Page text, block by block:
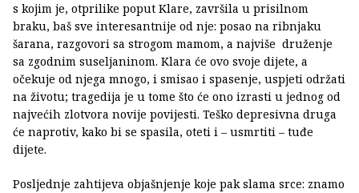
s kojim je, otprilike poput Klare, završila u prisilnom
braku, baš sve interesantnije od nje: posao na ribnjaku
šarana, razgovori sa strogom mamom, a najviše druženje
sa zgodnim suseljaninom. Klara će ovo svoje dijete, a
očekuje od njega mnogo, i smisao i spasenje, uspjeti održati
na životu; tragedija je u tome što će ono izrasti u jednog od
najvećih zlotvora novije povijesti. Teško depresivna druga
će naprotiv, kako bi se spasila, oteti i – usmrtiti – tuđe
dijete.
Posljednje zahtijeva objašnjenje koje pak slama srce: znamo